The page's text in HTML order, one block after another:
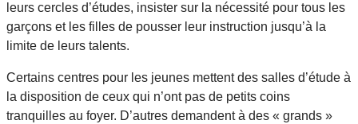
leurs cercles d’études, insister sur la nécessité pour tous les
garçons et les filles de pousser leur instruction jusqu’à la
limite de leurs talents.
Certains centres pour les jeunes mettent des salles d’étude à
la disposition de ceux qui n’ont pas de petits coins
tranquilles au foyer. D’autres demandent à des « grands »